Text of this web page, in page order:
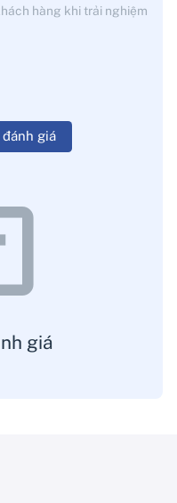
hàng khi trải nghiệm
giá
giá